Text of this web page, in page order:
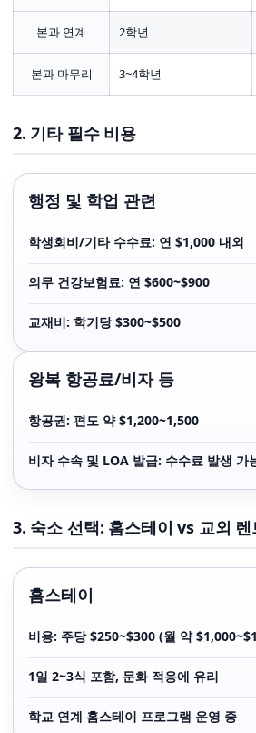
본과 연계 2학년
본과 마무리 3~4학년
2. 기타 필수 비용
행정 및 학업 관련
학생회비/기타 수수료: 연 $1,000 내외
의무 건강보험료: 연 $600~$900
교재비: 학기당 $300~$500
왕복 항공료/비자 등
항공권: 편도 약 $1,200~1,500
비자 수속 및 LOA 발급: 수수료 발생 가
3. 숙소 선택: 홈스테이 vs 교외 렌
홈스테이
비용: 주당 $250~$300 (월 약
1일 2~3식 포함, 문화 적응에 유리
학교 연계 홈스테이 프로그램 운영 중